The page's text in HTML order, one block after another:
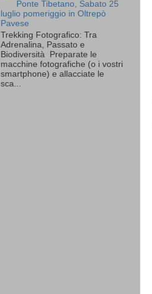
Ponte Tibetano, Sabato 25
luglio pomeriggio in Oltrepò
Pavese
Trekking Fotografico: Tra
Adrenalina, Passato e
Biodiversità Preparate le
macchine fotografiche (o i vostri
smartphone) e allacciate le
sca...